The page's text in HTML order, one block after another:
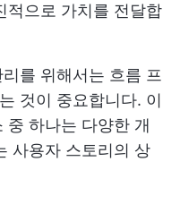
적으로 가치를 전달합
를 위해서는 흐름 프
것이 중요합니다. 이
중 하나는 다양한 개
사용자 스토리의 상